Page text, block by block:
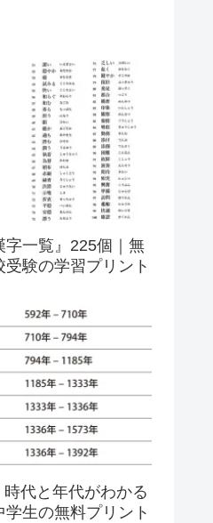
字一覧』225個｜無
験の学習プリント
代と年代がわかる
生の無料プリント